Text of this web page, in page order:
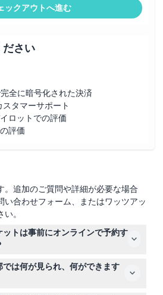
ックアウトへ進む
さい
全に暗号化された決済
タマーサポート
ロットでの評価
評価
。追加のご質問や詳細が必要な場合
い合わせフォーム、またはワッツアッ
。
トは事前にオンラインで予約す
ませんが、入場を確実にし、待ち
ひこちらでタワーブリッジのチケ
予約されることを強くお勧めしま
は何が見られ、何ができます